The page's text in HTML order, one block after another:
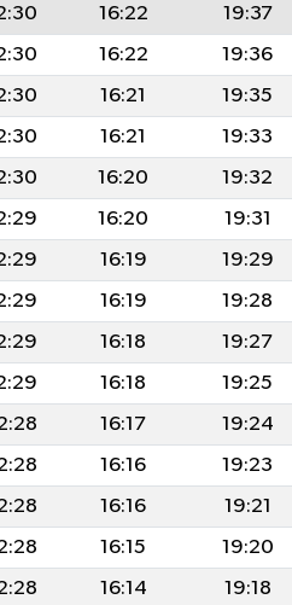
16:22 19:37
16:22 19:36
16:21 19:35
16:21 19:33
16:20 19:32
16:20 19:31
16:19 19:29
16:19 19:28
16:18 19:27
16:18 19:25
16:17 19:24
16:16 19:23
16:16 19:21
16:15 19:20
16:14 19:18